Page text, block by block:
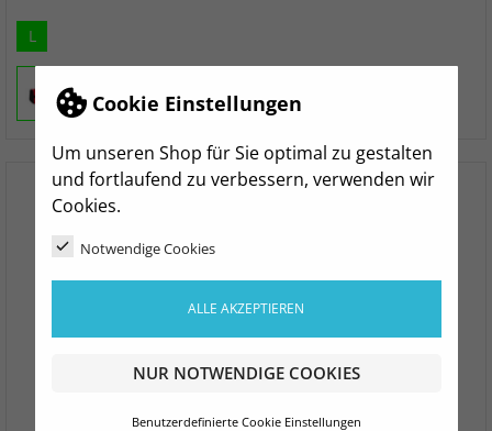
Cookie Einstellungen
Um unseren Shop für Sie optimal zu gestalten
und fortlaufend zu verbessern, verwenden wir
Cookies.
Notwendige Cookies
ALLE AKZEPTIEREN
NUR NOTWENDIGE COOKIES
Benutzerdefinierte Cookie Einstellungen
L